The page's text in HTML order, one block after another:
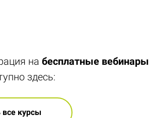
на бесплатные вебинары
здесь:
курсы